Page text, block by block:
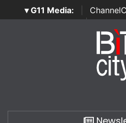
▾ G11 Media:
SecurityOpenLab | Italian
Italian